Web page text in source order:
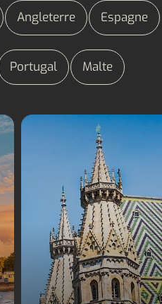
Angleterre Espagne
Portugal Malte
Séjours
Autriche